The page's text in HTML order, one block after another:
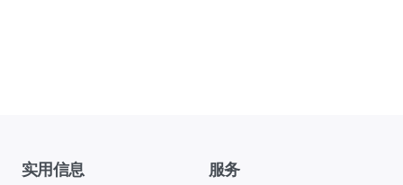
实用信息 服务